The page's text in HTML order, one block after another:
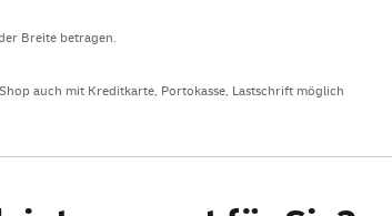
Breite betragen.
Shop auch mit Kreditkarte, Portokasse, Lastschrift möglich